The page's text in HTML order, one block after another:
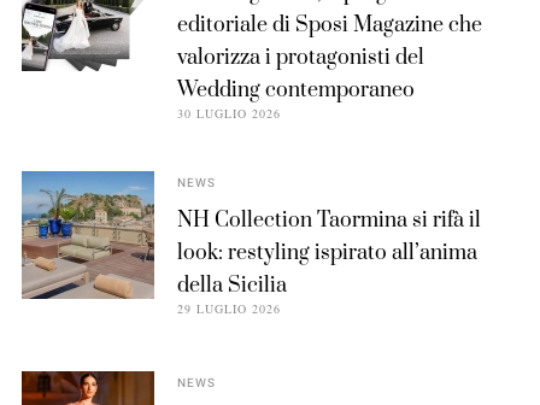
editoriale di Sposi Magazine che
valorizza i protagonisti del
Wedding contemporaneo
30 LUGLIO 2026
NEWS
NH Collection Taormina si rifà il
look: restyling ispirato all’anima
della Sicilia
29 LUGLIO 2026
NEWS